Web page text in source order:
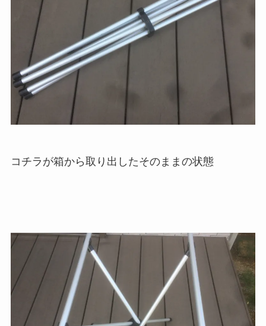
コチラが箱から取り出したそのままの状態